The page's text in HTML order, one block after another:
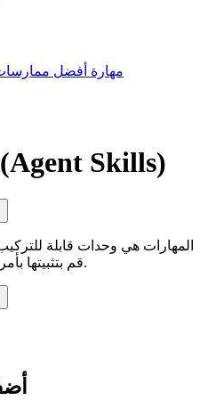
مهارة أفضل ممارسات
مهارات الوكيل (Agent Skills)
المهارات هي وحدات قابلة
كيفية العمل مع Nudgen. قم بتثبيتها بأمر واحد.